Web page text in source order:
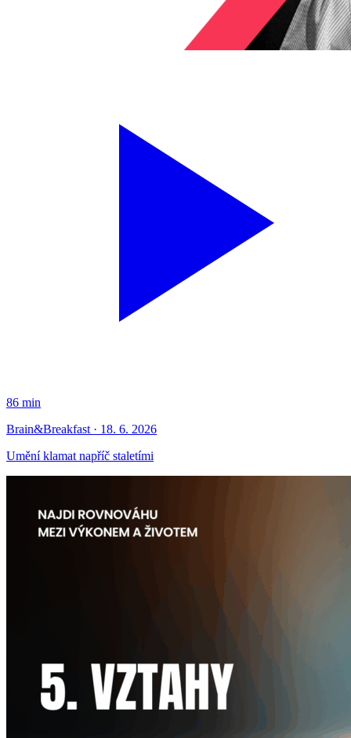
86 min
Brain&Breakfast · 18. 6. 2026
Umění klamat napříč staletími